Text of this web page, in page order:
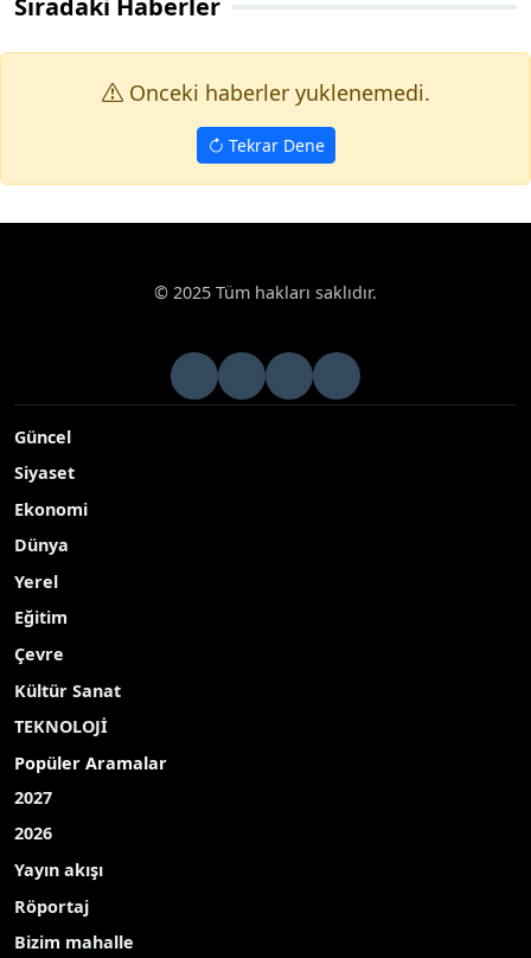
Onceki haberler yuklenemedi.
Tekrar Dene
Haberde İnsan Oto boyacı ustası, çocukluk hayali
yıllar sonra kavuştu
Gaziantep’te 12 yaşında başladığı oto boyacılık mesleğini 23
kalan 52 yaşındaki adam, çocukluk hayali olan köşkerliğe
yöneldi
Yayınlanma Tarihi: 29.09.2025 10:06
Gaziantep’te 12 yaşında başladığı oto boyacılık